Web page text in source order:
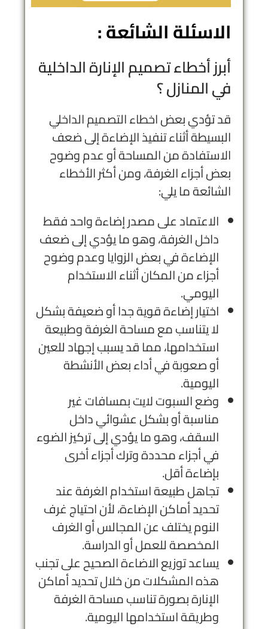
الاسئلة الشائعة :
أبرز أخطاء تصميم الإنارة الداخلية
في المنازل ؟
قد تؤدي بعضاخطاء التصميم الداخلي
البسيطة أثناء تنفيذ الإضاءة إلى ضعف
الاستفادة من المساحة أو عدم وضوح
بعض أجزاء الغرفة، ومن أكثر الأخطاء
الشائعة ما يلي:
الاعتماد على مصدر إضاءة واحد فقط
داخل الغرفة، وهو ما يؤدي إلى ضعف
الإضاءة في بعض الزوايا وعدم وضوح
أجزاء من المكان أثناء الاستخدام
اليومي.
اختيار إضاءة قوية جدا أو ضعيفة بشكل
لا يتناسب مع مساحة الغرفة وطبيعة
استخدامها، مما قد يسبب إجهاد للعين
أو صعوبة في أداء بعض الأنشطة
اليومية.
وضع السبوت لايت بمسافات غير
مناسبة أو بشكل عشوائي داخل
السقف، وهو ما يؤدي إلى تركيز الضوء
في أجزاء محددة وترك أجزاء أخرى
بإضاءة أقل.
تجاهل طبيعة استخدام الغرفة عند
تحديد أماكن الإضاءة، لأن احتياج غرف
النوم يختلف عن المجالس أو الغرف
المخصصة للعمل أو الدراسة.
يساعد توزيع الاضاءة الصحيح على تجنب
هذه المشكلات من خلال تحديد أماكن
الإنارة بصورة تناسب مساحة الغرفة
وطريقة استخدامها اليومية.